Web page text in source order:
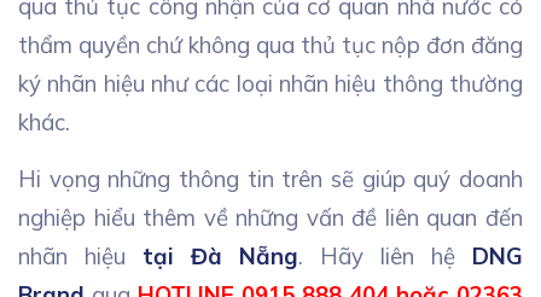
thẩm quyền chứ không qua thủ tục nộp đơn đăng
ký nhãn hiệu như các loại nhãn hiệu thông thường
khác.
Hi vọng những thông tin trên sẽ giúp quý doanh
nghiệp hiểu thêm về những vấn đề liên quan đến
nhãn hiệu tại Đà Nẵng. Hãy liên hệ DNG